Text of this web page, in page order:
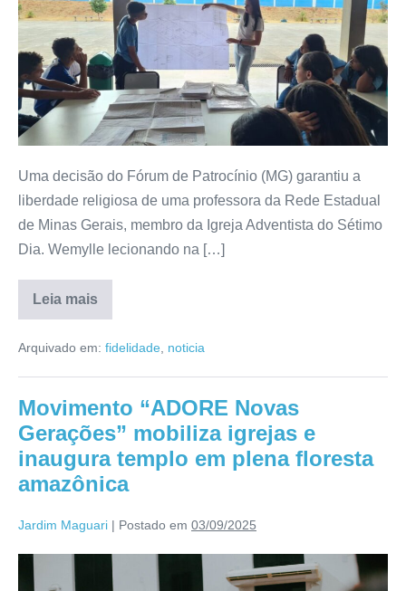
Uma decisão do Fórum de Patrocínio (MG) garantiu a
liberdade religiosa de uma professora da Rede Estadual
de Minas Gerais, membro da Igreja Adventista do Sétimo
Dia. Wemylle lecionando na […]
Leia mais
Arquivado em: fidelidade noticia
Movimento “ADORE Novas
Gerações” mobiliza igrejas e
inaugura templo em plena floresta
amazônica
Jardim Maguari | Postado em 03/09/2025